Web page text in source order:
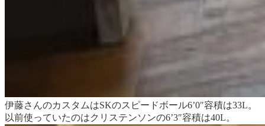
伊藤さんのカスタムはSKのスピードボール6’0″容積は33L。
以前使っていたのはクリステンソンの6’3″容積は40L。